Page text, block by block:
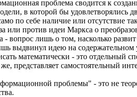
проблема сводится к
в которой бы удовлетворялись
по себе наличие или отсутствие
или против идеи Маркса о
- вопрос лишь о том, насколько
выдвинул идею на содержательном
математически - это отдельный
представляет самостоятельный
проблемы" - это не